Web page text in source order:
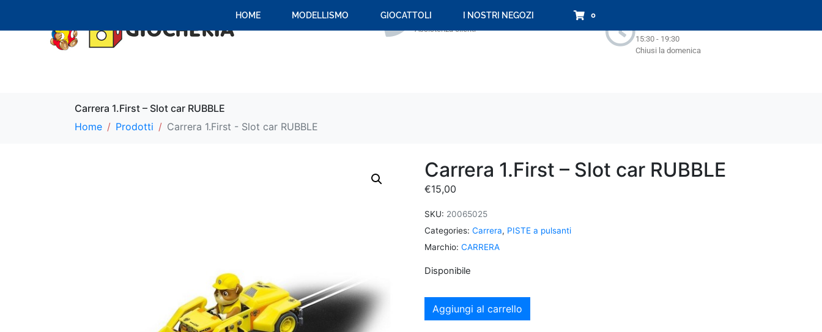
+39 059 694 092
Assistenza clienti
15:30 - 19:30
Chiusi la domenica
HOME MODELLISMO GIOCATTOLI I NOSTRI NEGOZI 0
Carrera 1.First – Slot car RUBBLE
Home
Prodotti Carrera 1.First - Slot car RUBBLE
Carrera 1.First – Slot car RUBBLE
€15,00
SKU: 20065025
Categories: Carrera, PISTE a pulsanti
Marchio: CARRERA
Disponibile
Aggiungi al carrello